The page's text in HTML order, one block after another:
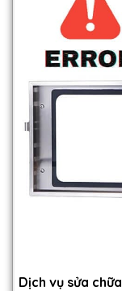
Dịch vụ sửa chữa